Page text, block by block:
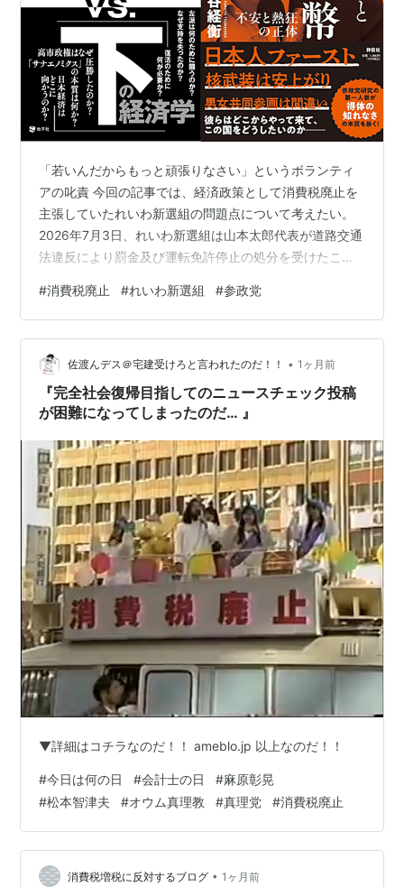
「若いんだからもっと頑張りなさい」というボランティ
アの叱責 今回の記事では、経済政策として消費税廃止を
主張していたれいわ新選組の問題点について考えたい。
2026年7月3日、れいわ新選組は山本太郎代表が道路交通
法違反により罰金及び運転免許停止の処分を受けたこと
の処分を行った。党としては本件を重く受け止めると共
に、代表に対し法令遵守及び安全運転の徹底を改めて求
め、再発防止に努めていくと発表していた。その後、7月
9日の記者会見で山本太郎氏はれいわ新選組の代表を辞任
している。 私は今まで消費税廃止を求めてれいわ新選組
を支持してきたが、今回の事件が起こっ…
#消費税廃止 #れいわ新選組 #参政党
佐渡んデス＠宅建受けろと言われたのだ！！ • 1ヶ月前
『完全社会復帰目指してのニュースチェック投稿
が困難になってしまったのだ… 』
▼詳細はコチラなのだ！！ ameblo.jp 以上なのだ！！
#今日は何の日 #会計士の日 #麻原彰晃
#松本智津夫 #オウム真理教 #真理党 #消費税廃止
消費税増税に反対するブログ • 1ヶ月前